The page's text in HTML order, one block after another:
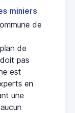
miniers
de
de
pas
est
en
une